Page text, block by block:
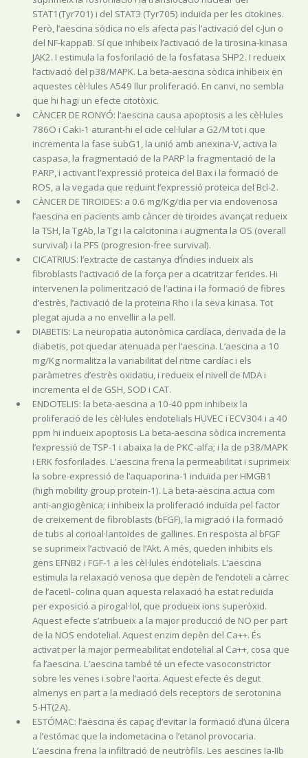
STAT1(Tyr701) i del STAT3 (Tyr705) induïda per les citokines.
Però, l’aescina sòdica no els afecta pas l’activació del c-Jun o
del NF-kappaB. Sí que inhibeix l’activació de la tirosina-kinasa
JAK2. I estimula la fosforilació de la fosfatasa SHP2. I redueix
l’activació del p38/MAPK. La beta-aescina sòdica inhibeix en
aquestes cèl·lules A549 llur proliferació. En canvi, no sembla
que hi hagi un efecte citotòxic.
CÀNCER DE RONYÓ: l’aescina causa apoptosis a les cèl·lules
786O i Caki-1 aturant-hi el cicle cel·lular a G2/M tot i que
incrementa la fase subG1, la unió amb anexina-V, activa la
caspasa, la fragmentació de la PARP la fragmentació de la
PARP, i activant l’expressió proteica del Bax i la formació de
ROS, a la vegada que reduint l’expressió proteica del Bcl-2.
CÀNCER DE TIROIDES: a 0.6 mg/Kg/dia per via endovenosa
l’aescina en pacients amb càncer de tiroides avançat redueix
la TSH, la TgAb, la Tg i la calcitonina i augmenta la OS (overall
survival) i la PFS (progresion-free survival).
CICATRIUS: l’extracte de castanya d’Índies indueix als
fibroblasts l’activació de la força per a cicatritzar ferides. Hi
intervenen la polimerització de l’actina i la formació de fibres
d’estrès, l’activació de la proteïna Rho i la seva kinasa. Tot
plegat ajuda a no envellir a la pell.
DIABETIS: La neuropatia autonòmica cardíaca, derivada de la
diabetis, pot quedar atenuada per l’aescina. L‘aescina a 10
mg/Kg normalitza la variabilitat del ritme cardíac i els
paràmetres d’estrès oxidatiu, i redueix el nivell de MDA i
incrementa el de GSH, SOD i CAT.
ENDOTELIS: la beta-aescina a 10-40 ppm inhibeix la
proliferació de les cèl·lules endotelials HUVEC i ECV304 i a 40
ppm hi indueix apoptosis La beta-aescina sòdica incrementa
l’expressió de TSP-1 i abaixa la de PKC-alfa; i la de p38/MAPK
i ERK fosforilades. L’aescina frena la permeabilitat i suprimeix
la sobre-expressió de l’aquaporina-1 induïda per HMGB1
(high mobility group protein-1). La beta-aescina actua com
anti-angiogènica; i inhibeix la proliferació induïda pel factor
de creixement de fibroblasts (bFGF), la migració i la formació
de tubs al corioal·lantoides de gallines. En resposta al bFGF
se suprimeix l’activació de l’Akt. A més, queden inhibits els
gens EFNB2 i FGF-1 a les cèl·lules endotelials. L’aescina
estimula la relaxació venosa que depèn de l’endoteli a càrrec
de l’acetil- colina quan aquesta relaxació ha estat reduïda
per exposició a pirogal·lol, que produeix ions superòxid.
Aquest efecte s’atribueix a la major producció de NO per part
de la NOS endotelial. Aquest enzim depèn del Ca++. És
activat per la major permeabilitat endotelial al Ca++, cosa que
fa l’aescina. L’aescina també té un efecte vasoconstrictor
sobre les venes i sobre l’aorta. Aquest efecte és degut
almenys en part a la mediació dels receptors de serotonina
5-HT(2A).
ESTÓMAC: l’aescina és capaç d’evitar la formació d’una úlcera
a l’estómac que la indometacina o l’etanol provocaria.
L’aescina frena la infiltració de neutròfils. Les aescines Ia-IIb